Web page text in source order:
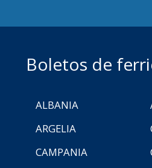
Boletos de
ALBANIA
ARGELIA
CAMPANIA